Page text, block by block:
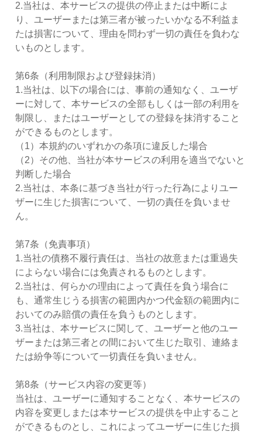
2.当社は、本サービスの提供の停止または中断によ
り、ユーザーまたは第三者が被ったいかなる不利益ま
たは損害について、理由を問わず一切の責任を負わな
いものとします。
第6条（利用制限および登録抹消）
1.当社は、以下の場合には、事前の通知なく、ユーザ
ーに対して、本サービスの全部もしくは一部の利用を
制限し、またはユーザーとしての登録を抹消すること
ができるものとします。
（1）本規約のいずれかの条項に違反した場合
（2）その他、当社が本サービスの利用を適当でないと
判断した場合
2.当社は、本条に基づき当社が行った行為によりユー
ザーに生じた損害について、一切の責任を負いませ
ん。
第7条（免責事項）
1.当社の債務不履行責任は、当社の故意または重過失
によらない場合には免責されるものとします。
2.当社は、何らかの理由によって責任を負う場合に
も、通常生じうる損害の範囲内かつ代金額の範囲内に
おいてのみ賠償の責任を負うものとします。
3.当社は、本サービスに関して、ユーザーと他のユー
ザーまたは第三者との間において生じた取引、連絡ま
たは紛争等について一切責任を負いません。
第8条（サービス内容の変更等）
当社は、ユーザーに通知することなく、本サービスの
内容を変更しまたは本サービスの提供を中止すること
ができるものとし、これによってユーザーに生じた損